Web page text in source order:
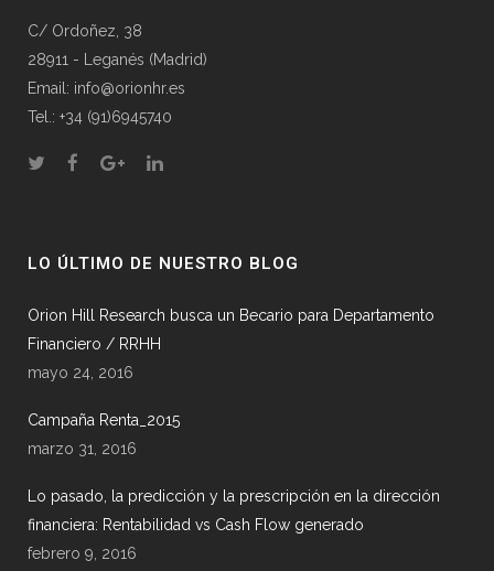
C/ Ordoñez, 38
28911 - Leganés (Madrid)
Email: info@orionhr.es
Tel.: +34 (91)6945740
LO ÚLTIMO DE NUESTRO BLOG
Orion Hill Research busca un Becario para Departamento
Financiero / RRHH
mayo 24, 2016
Campaña Renta_2015
marzo 31, 2016
Lo pasado, la predicción y la prescripción en la dirección
financiera: Rentabilidad vs Cash Flow generado
febrero 9, 2016